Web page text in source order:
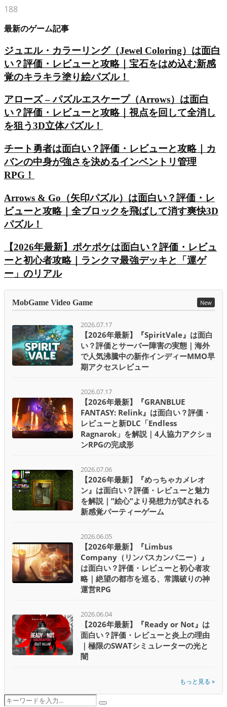
188
最新のゲーム記事
ジュエル・カラーリング（Jewel Coloring）は面白
い？評価・レビューと攻略｜宝石をはめ込む新感
覚のキラキラ塗り絵パズル！
アローズ – パズルエスケープ（Arrows）は面白
い？評価・レビューと攻略｜視点を回して全消し
を狙う3D立体パズル！
チート勇者は面白い？評価・レビューと攻略｜カ
バンの中身が強さを決めるインベントリ管理
RPG！
Arrows & Go（矢印パズル）は面白い？評価・レ
ビューと攻略｜全ブロックを飛ばして消す爽快3D
パズル！
【2026年最新】ポケポケは面白い？評価・レビュ
ーと初心者攻略｜ランクマ最強デッキと「運ゲ
ー」のリアル
MobGame Video Game New
2026.07.17
【2026年最新】『SpiritVale』は面白
い？評価とサーバー障害の実態｜海外
で人気沸騰中の新作インディーMMO早
期アクセスレビュー
2026.07.17
【2026年最新】『GRANBLUE
FANTASY: Relink』は面白い？評価・
レビューと新DLC「Endless
Ragnarok」を解説｜4人協力アクショ
ンRPGの完成形
2026.07.06
【2026年最新】『めっちゃカメレオ
ン』は面白い？評価・レビューと魅力
を解説｜”絵心”より発想力が試される
新感覚パーティーゲーム
2026.06.05
【2026年最新】『Limbus
Company（リンバスカンパニー）』
は面白い？評価・レビューと初心者攻
略｜絶望の都市を巡る、常識破りの神
運営RPG
2026.06.04
【2026年最新】『Ready or Not』は
面白い？評価・レビューと炎上の理由
｜極限のSWATシミュレーターの光と
闇
もっと見る »
Search